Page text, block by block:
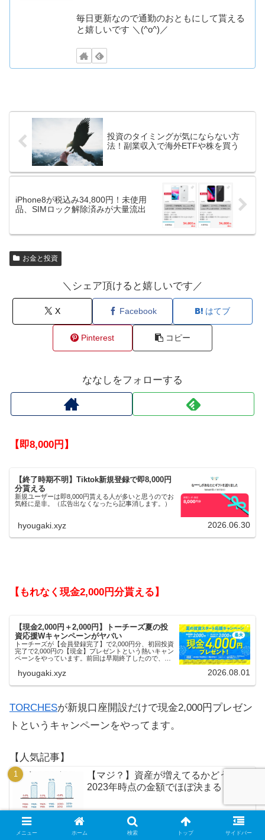
毎日更新なので通勤のおともにして貰える
と嬉しいです ＼(^o^)／
投資のタイミングが気にならない方
法！副業収入で海外ETFや株を買う
iPhone8が税込み34,800円！未使用
品、SIMロック解除済みが大量流出
お金と投資
＼シェア頂けると嬉しいです／
X Facebook はてブ
Pinterest コピー
ななしをフォローする
【即8,000円】
【終了時期不明】Tiktok新規登録で即8,000円
分貰える
新規ユーザーは即8,000円貰える人が多いと思うのでお
気軽に是非。（広告出なくなったら記事消します。）
hyougaki.xyz 2026.06.30
【もれなく現金2,000円分貰える】
【現金2,000円＋2,000円】トーチーズ夏の投
資応援Wキャンペーンがヤバい
トーチーズが【会員登録完了】で2,000円分、初回投資
完了で2,000円の【現金】プレゼントという熱いキャン
ペーンをやっています。前回は早期終了したので、使
hyougaki.xyz 2026.08.01
TORCHESが新規口座開設だけで現金2,000円プレゼン
トというキャンペーンをやってます。
【人気記事】
【マジ？】資産が増えてるかどうかは
2023年時点の金額でほぼ決まる
【資産形成終了】もう積極的に貯めな
メニュー ホーム 検索 トップ サイドバー